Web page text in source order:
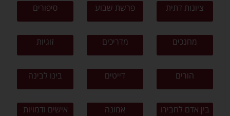
ציונות דתית פרשת שבוע סיפורים
מחנכים מדריכים זוגיות
הורים דייטים בינו לבינה
בין אדם לחבירו אמונה אישים ודמויות